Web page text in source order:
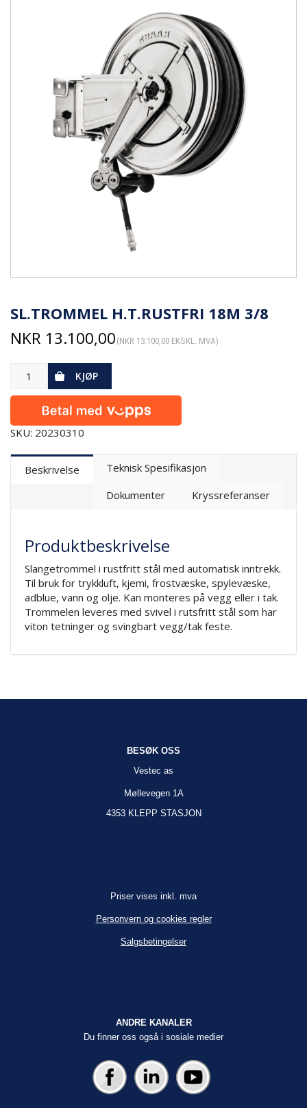
SL.TROMMEL H.T.RUSTFRI 18M 3/8
NKR 13.100,00 (NKR 13.100,00 EKSKL. MVA)
KJØP
SKU: 20230310
Beskrivelse
Teknisk Spesifikasjon
Dokumenter
Kryssreferanser
Produktbeskrivelse
Slangetrommel i rustfritt stål med automatisk inntrekk.
Til bruk for trykkluft, kjemi, frostvæske, spylevæske,
adblue, vann og olje. Kan monteres på vegg eller i tak.
Trommelen leveres med svivel i rutsfritt stål som har
viton tetninger og svingbart vegg/tak feste.
BESØK OSS
Vestec as
Møllevegen 1A
4353 KLEPP STASJON
Priser vises inkl. mva
Personvern og cookies regler
Salgsbetingelser
ANDRE KANALER
Du finner oss også i sosiale medier